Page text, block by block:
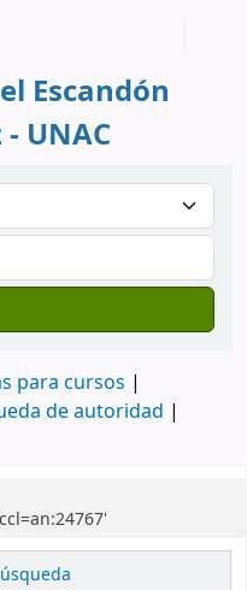
Escandón
UNAC
para cursos
de autoridad